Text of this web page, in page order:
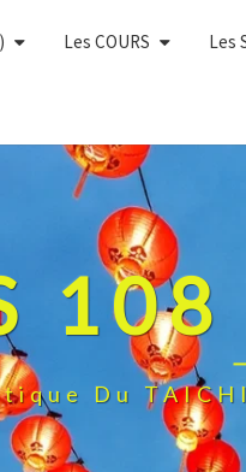
Les COURS Les
Du TAICHI